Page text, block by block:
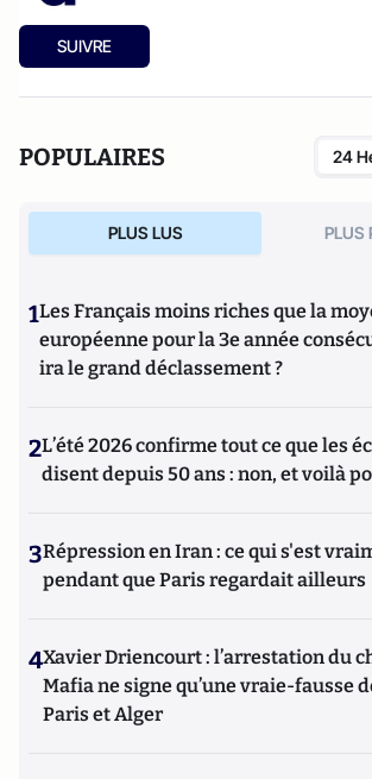
SUIVRE
POPULAIRES 24
PLUS LUS PLUS
1Les Français moins riches que la
européenne pour la 3e année
ira le grand déclassement ?
2L’été 2026 confirme tout ce que les
disent depuis 50 ans : non, et voilà
3Répression en Iran : ce qui s'est
pendant que Paris regardait ailleurs
4Xavier Driencourt : l’arrestation du
Mafia ne signe qu’une vraie-fausse
Paris et Alger